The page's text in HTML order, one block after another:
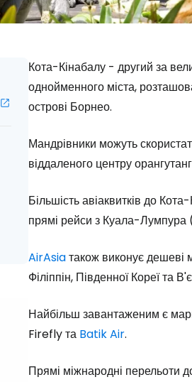
Кота-Кінабалу - другий за
однойменного міста,
острові Борнео.
Мандрівники можуть
віддаленого центру
Більшість авіаквитків до
прямі рейси з Куала-Лумпура
AirAsiaтакож виконує дешеві
Філіппін, Південної Кореї та
Найбільш завантаженим є
Firefly та Batik Air.
Прямі міжнародні перельоти
...